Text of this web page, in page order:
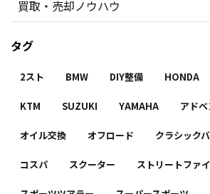
買取・売却ノウハウ
タグ
2スト BMW DIY整備 HONDA
KTM SUZUKI YAMAHA アド
オイル交換 オフロード クラシック
コスパ スクーター ストリートファ